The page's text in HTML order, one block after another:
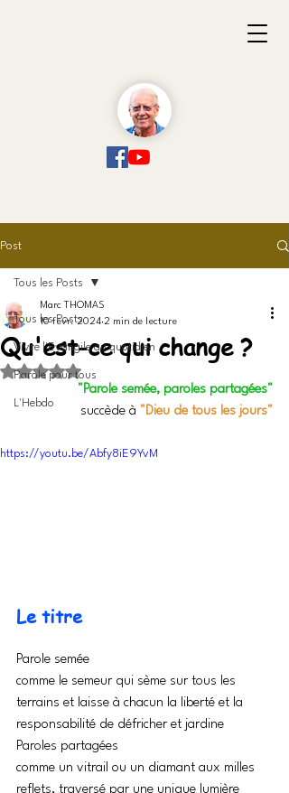
Post
Tous les Posts
Vivre l'Evangile au quotidien
Parole pour tous
L'Hebdo
Tous les Posts
Qu'est-ce qui change ?
Marc THOMAS
10 févr. 2024 2 min de lecture
Noté NaN étoiles sur 5.
"Parole semée, paroles partagées"
succède à "Dieu de tous les jours"
https://youtu.be/Abfy8iE9YvM
Le titre
Parole semée
comme le semeur qui sème sur tous les
terrains et laisse à chacun la liberté et la
responsabilité de défricher et jardine
Paroles partagées
comme un vitrail ou un diamant aux milles
reflets, traversé par une unique lumière